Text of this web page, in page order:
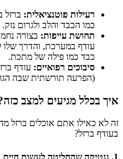
רעילות פוטנציאלית: ברזל
כמו הכבד והלב ולגרום נזק.
תחושת עייפות: בצורה
עודף במערכת, והדרך
כבד כמו פילה של מתכת.
סיבוכים רפואיים: עודף
(הפרעה תורשתית שבה הגוף
איך בכלל מגיעים למצב
זה לא כאילו אתם אוכלים ברזל
בעודף ברזל?
1. גנטיקה שהחליטה לעשות חיים